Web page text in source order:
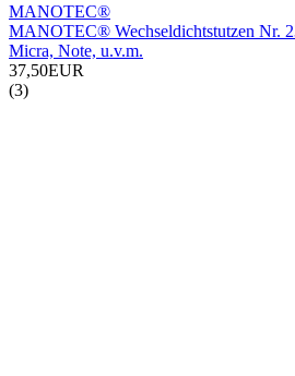
MANOTEC®
MANOTEC® Wechseldichtstutzen Nr.
Micra, Note, u.v.m.
37,50EUR
(3)